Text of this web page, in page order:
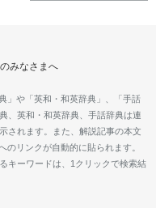
みなさまへ
」や「英和・和英辞典」、「手話
、英和・和英辞典、手話辞典は連
されます。また、解説記事の本文
のリンクが自動的に貼られます。
キーワードは、1クリックで検索結